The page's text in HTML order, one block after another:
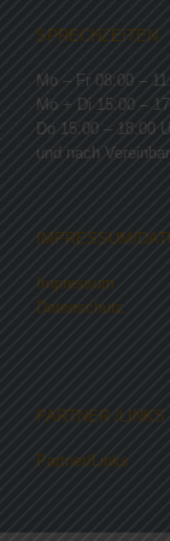
SPRECHZEITEN
Mo – Fr 08:00 –
Mo + Di 15:00 –
Do 15:00 – 18:00
und nach
IMPRESSUM/
Impressum
Datenschutz
PARTNER /LINKS
Partner/Links